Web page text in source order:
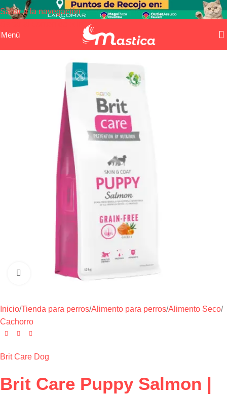
Saltar a la navegación
Saltar al contenido principal
Menú
Haga clic para ampliar
Inicio/Tienda para perros/Alimento para perros/Alimento Seco/
Cachorro
Brit Care Dog
Brit Care Puppy Salmon |